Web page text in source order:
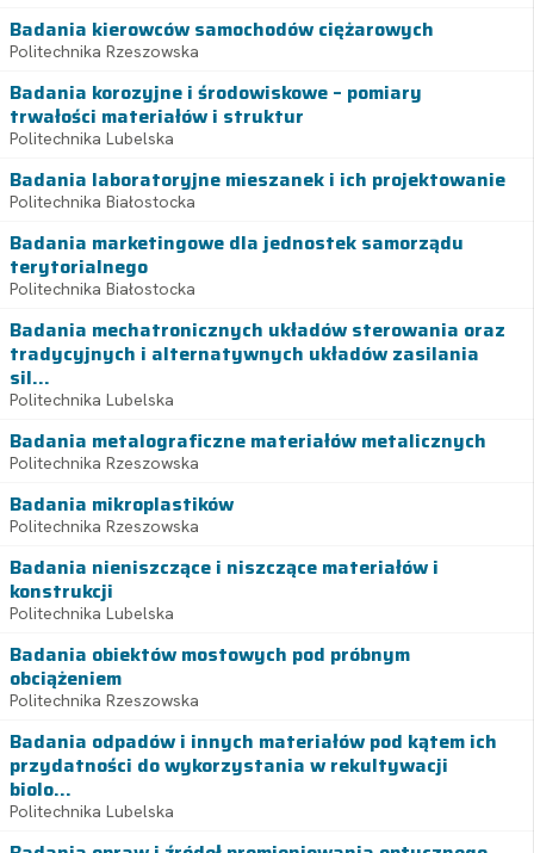
Badania kierowców samochodów ciężarowych
Politechnika Rzeszowska
Badania korozyjne i środowiskowe – pomiary
trwałości materiałów i struktur
Politechnika Lubelska
Badania laboratoryjne mieszanek i ich projektowanie
Politechnika Białostocka
Badania marketingowe dla jednostek samorządu
terytorialnego
Politechnika Białostocka
Badania mechatronicznych układów sterowania oraz
tradycyjnych i alternatywnych układów zasilania
sil...
Politechnika Lubelska
Badania metalograficzne materiałów metalicznych
Politechnika Rzeszowska
Badania mikroplastików
Politechnika Rzeszowska
Badania nieniszczące i niszczące materiałów i
konstrukcji
Politechnika Lubelska
Badania obiektów mostowych pod próbnym
obciążeniem
Politechnika Rzeszowska
Badania odpadów i innych materiałów pod kątem ich
przydatności do wykorzystania w rekultywacji
biolo...
Politechnika Lubelska